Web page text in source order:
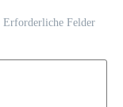
Erforderliche Felder